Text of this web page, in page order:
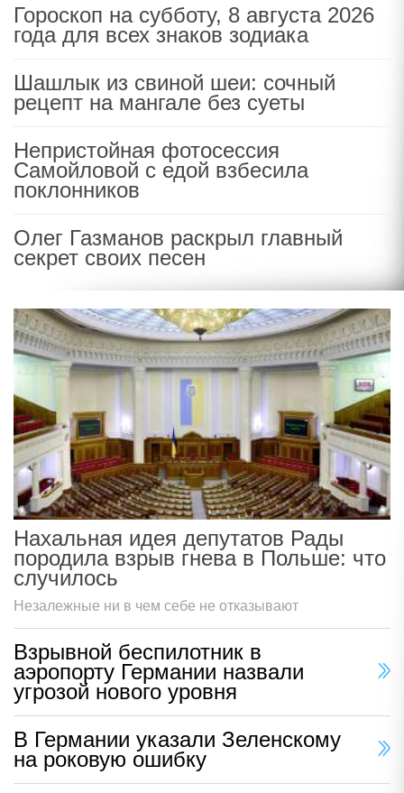
Гороскоп на субботу, 8 августа 2026
года для всех знаков зодиака
Шашлык из свиной шеи: сочный
рецепт на мангале без суеты
Непристойная фотосессия
Самойловой с едой взбесила
поклонников
Олег Газманов раскрыл главный
секрет своих песен
Нахальная идея депутатов Рады
породила взрыв гнева в Польше: что
случилось
Незалежные ни в чем себе не отказывают
Взрывной беспилотник в
аэропорту Германии назвали
угрозой нового уровня
В Германии указали Зеленскому
на роковую ошибку